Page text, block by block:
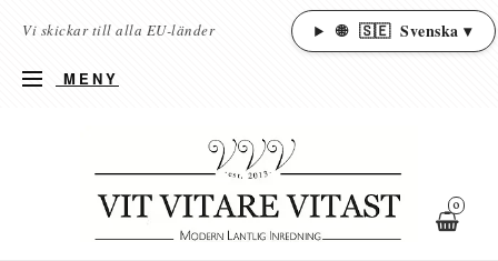
Vi skickar till alla EU-länder 🌐 🇸🇪 Svenska ▾
MENY
0